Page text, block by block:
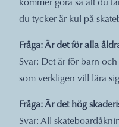
kommer göra så att du
du tycker är kul på
Fråga: Är det för alla
Svar: Det är för barn
som verkligen vill lära
Fråga: Är det hög
Svar: All